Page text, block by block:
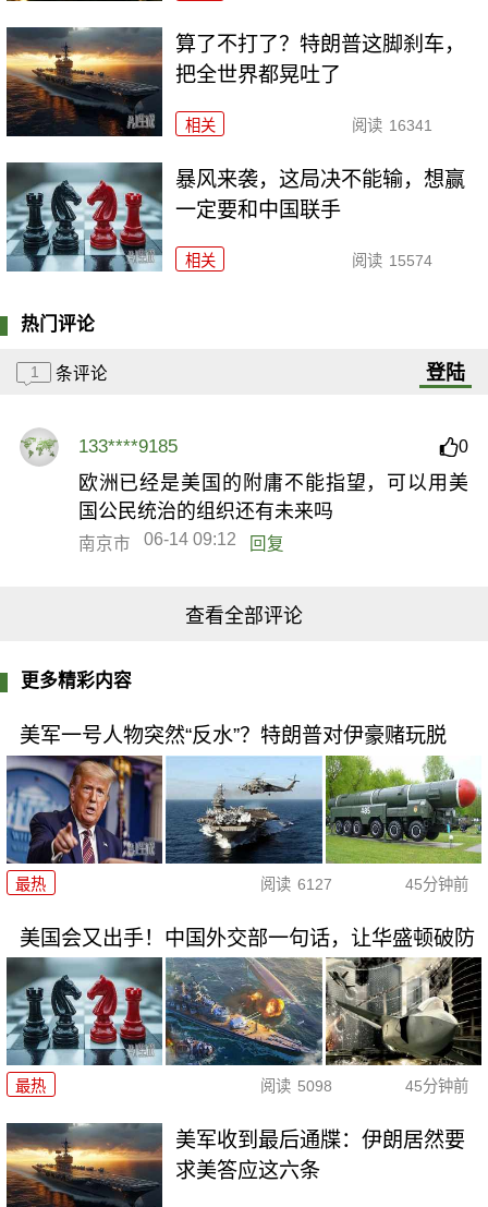
算了不打了？特朗普这脚刹车，
把全世界都晃吐了
相关 阅读 16341
暴风来袭，这局决不能输，想赢
一定要和中国联手
相关 阅读 15574
热门评论
1 条评论 登陆
133****9185 0
欧洲已经是美国的附庸不能指望，可以用美
国公民统治的组织还有未来吗
南京市 06-14 09:12 回复
查看全部评论
更多精彩内容
美军一号人物突然“反水”？特朗普对伊豪赌玩脱
最热 阅读 6127 45分钟前
美国会又出手！中国外交部一句话，让华盛顿破防
最热 阅读 5098 45分钟前
美军收到最后通牒：伊朗居然要
求美答应这六条